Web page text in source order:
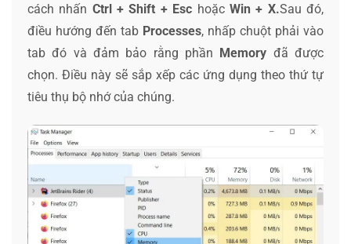
cách nhấn Ctrl + Shift + Esc hoặc Win + X.Sau đó,
điều hướng đến tab Processes, nhấp chuột phải vào
tab đó và đảm bảo rằng phần Memory đã được
chọn. Điều này sẽ sắp xếp các ứng dụng theo thứ tự
tiêu thụ bộ nhớ của chúng.